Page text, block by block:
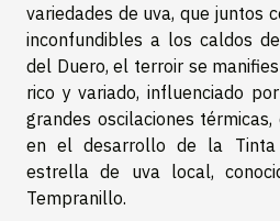
variedades de uva, que juntos
inconfundibles a los caldos
del Duero, el terroir se
rico y variado, influenciado
grandes oscilaciones
en el desarrollo de la Tinta
estrella de uva local,
Tempranillo.